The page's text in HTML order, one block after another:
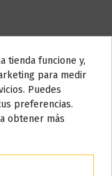
hasta 10 ml,
Do not show again.
días
tienda funcione y,
para medir
Puedes
preferencias.
obtener más